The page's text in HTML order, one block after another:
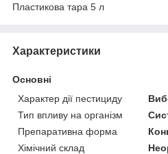
Пластикова тара 5 л
Характеристики
Основні
Характер дії пестициду
Тип впливу на організм
Препаративна форма
Хімічний склад